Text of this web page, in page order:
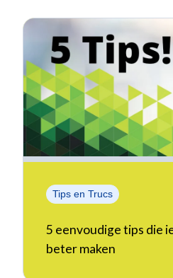
Tips en Trucs
5 eenvoudige tips die
beter maken